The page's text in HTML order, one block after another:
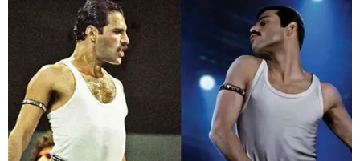
mechanizace. Při této metodě
není surovina skladována
kompaktně, zabírá velké
plochy. V obilném náspu nelze
zajistit slušné větrání. Tento